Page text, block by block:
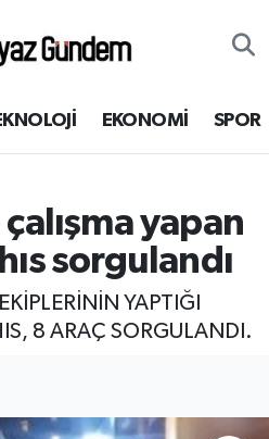
EKONOMİ SPOR
yapan
sorgulandı
YAPTIĞI
8 ARAÇ SORGULANDI.
ve Fikstür